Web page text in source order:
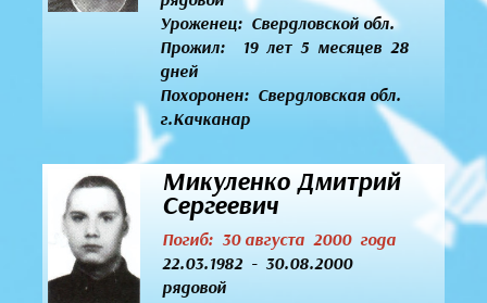
Уроженец: Свердловской обл.
Прожил: 19 лет 5 месяцев 28
дней
Похоронен: Свердловская обл.
г.Качканар
Микуленко Дмитрий
Сергеевич
Погиб: 30 августа 2000 года
22.03.1982 - 30.08.2000
рядовой